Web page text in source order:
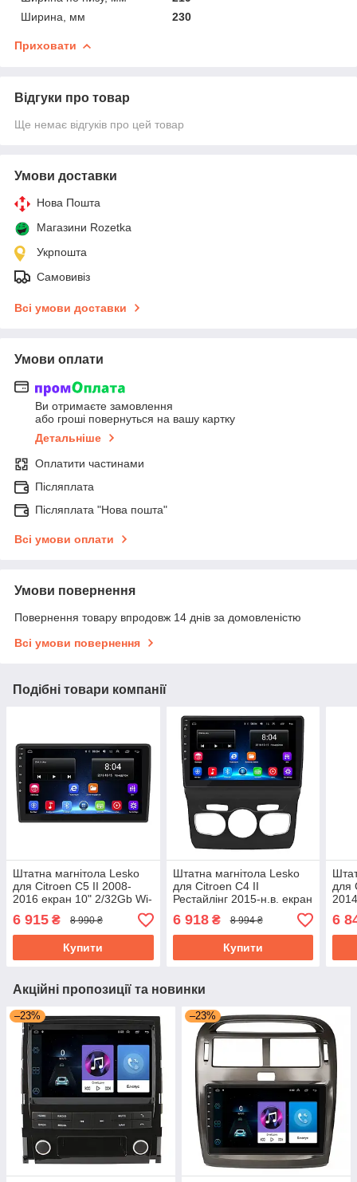
Ширина, мм
230
Приховати
Відгуки про товар
Ще немає відгуків про цей товар
Умови доставки
Нова Пошта
Магазини Rozetka
Укрпошта
Самовивіз
Всі умови доставки
Умови оплати
Ви отримаєте замовлення
або гроші повернуться на вашу картку
Детальніше
Оплатити частинами
Післяплата
Післяплата "Нова пошта"
Всі умови оплати
Умови повернення
Повернення товару впродовж 14 днів за домовленістю
Всі умови повернення
Подібні товари компанії
Штатна магнітола Lesko
для Citroen C5 II 2008-
2016 екран 10" 2/32Gb Wi-
6 915 ₴ 8 990 ₴
Купити
Штатна магнітола Lesko
для Citroen C4 II
Рестайлінг 2015-н.в. екран
GPS Android
6 918₴ 8 994 ₴
Купити
для
6
Акційні пропозиції та новинки
–23% –23%